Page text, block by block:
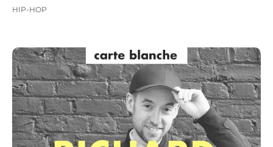
HIP-HOP